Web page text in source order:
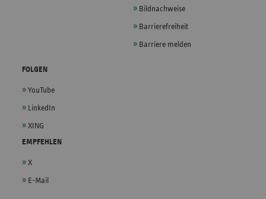
Bildnachweise
Barrierefreiheit
Barriere melden
FOLGEN
YouTube
LinkedIn
XING
EMPFEHLEN
X
E-Mail